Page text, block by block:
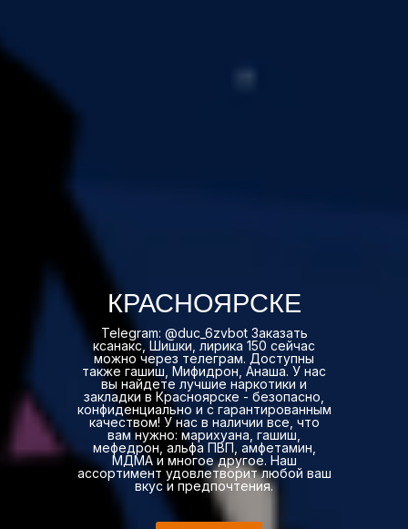
КРАСНОЯРСКЕ
Telegram: @duc_6zvbot Заказать
ксанакс, Шишки, лирика 150 сейчас
можно через телеграм. Доступны
также гашиш, Мифидрон, Анаша. У нас
вы найдете лучшие наркотики и
закладки в Красноярске - безопасно,
конфиденциально и с гарантированным
качеством! У нас в наличии все, что
вам нужно: марихуана, гашиш,
мефедрон, альфа ПВП, амфетамин,
МДМА и многое другое. Наш
ассортимент удовлетворит любой ваш
вкус и предпочтения.